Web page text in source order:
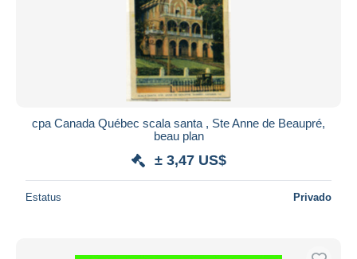
cpa Canada Québec scala santa , Ste Anne de Beaupré,
beau plan
± 3,47 US$
Estatus Privado